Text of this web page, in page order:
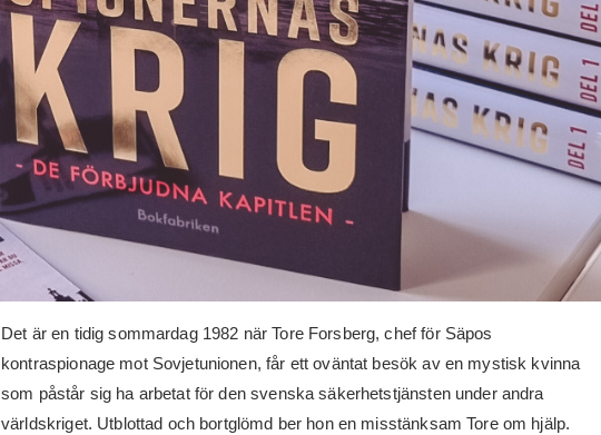
Det är en tidig sommardag 1982 när Tore Forsberg, chef för Säpos
kontraspionage mot Sovjetunionen, får ett oväntat besök av en mystisk kvinna
som påstår sig ha arbetat för den svenska säkerhetstjänsten under andra
världskriget. Utblottad och bortglömd ber hon en misstänksam Tore om hjälp.